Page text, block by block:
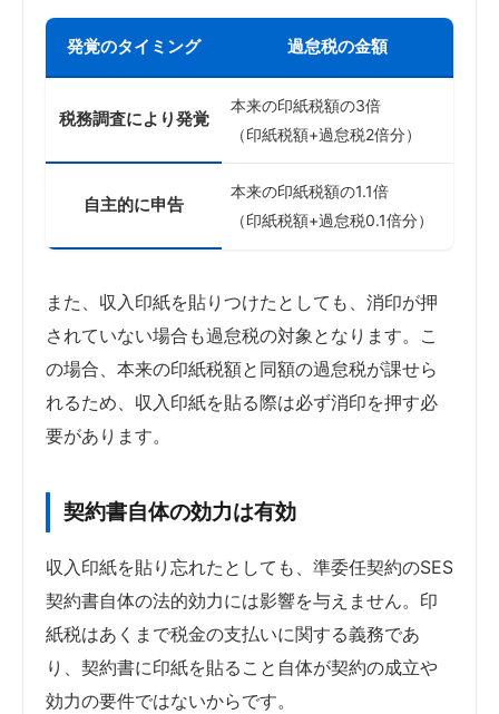
発覚のタイミング 過怠税の金額
税務調査により発覚
本来の印紙税額の3倍
（印紙税額+過怠税2倍分）
自主的に申告
本来の印紙税額の1.1倍
（印紙税額+過怠税0.1倍分）
また、収入印紙を貼りつけたとしても、消印が押
されていない場合も過怠税の対象となります。こ
の場合、本来の印紙税額と同額の過怠税が課せら
れるため、収入印紙を貼る際は必ず消印を押す必
要があります。
契約書自体の効力は有効
収入印紙を貼り忘れたとしても、準委任契約のSES
契約書自体の法的効力には影響を与えません。印
紙税はあくまで税金の支払いに関する義務であ
り、契約書に印紙を貼ること自体が契約の成立や
効力の要件ではないからです。